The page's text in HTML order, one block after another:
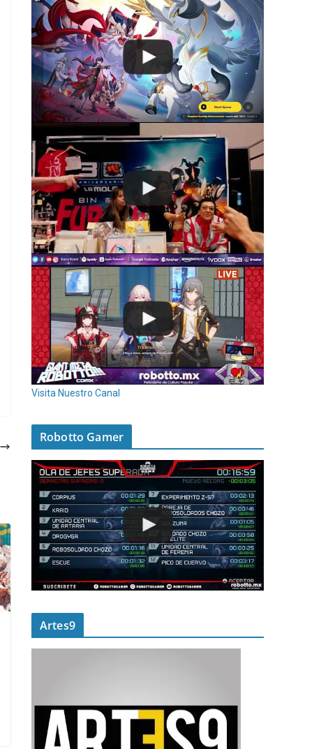
Visita Nuestro Canal
Robotto Gamer
Artes9